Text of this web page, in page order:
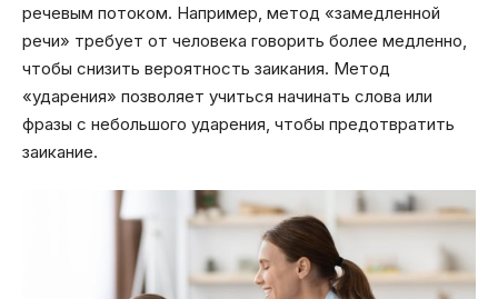
речевым потоком. Например, метод «замедленной
речи» требует от человека говорить более медленно,
чтобы снизить вероятность заикания. Метод
«ударения» позволяет учиться начинать слова или
фразы с небольшого ударения, чтобы предотвратить
заикание.